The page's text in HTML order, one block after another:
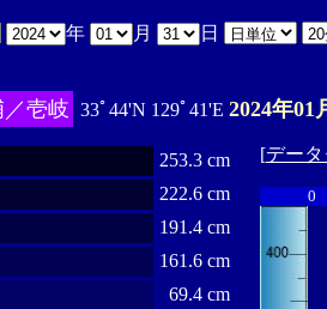
年 月 日
壱岐 33ﾟ44'N 129ﾟ41'E 2024年01
253.3 cm
222.6 cm
191.4 cm
161.6 cm
69.4 cm
[デー
0